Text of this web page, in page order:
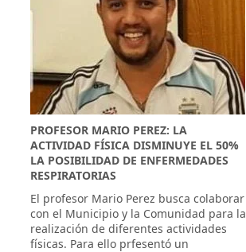
PROFESOR MARIO PEREZ: LA
ACTIVIDAD FÍSICA DISMINUYE EL 50%
LA POSIBILIDAD DE ENFERMEDADES
RESPIRATORIAS
El profesor Mario Perez busca colaborar
con el Municipio y la Comunidad para la
realización de diferentes actividades
físicas. Para ello prfesentó un